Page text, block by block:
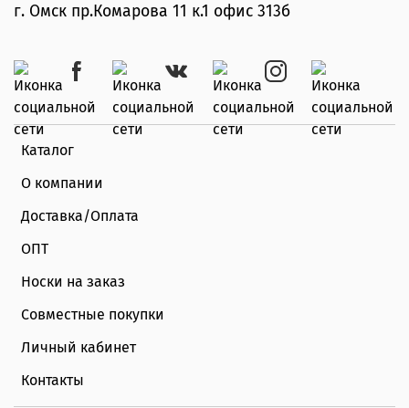
Каталог
О компании
Доставка/Оплата
ОПТ
Носки на заказ
Совместные покупки
Личный кабинет
Контакты
г. Омск пр.Комарова 11 к.1 офис 313б